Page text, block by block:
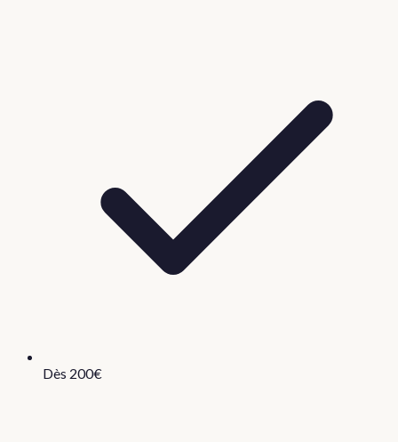
Dès 200€